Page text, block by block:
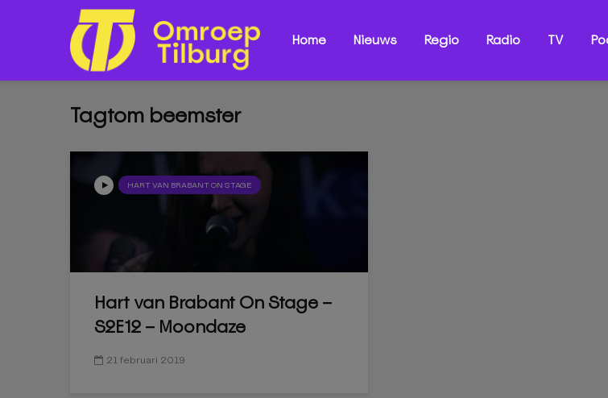
Home Nieuws Regio Radio TV
Tagtom beemster
HART VAN BRABANT ON STAGE
Hart van Brabant On Stage –
S2E12 – Moondaze
21 februari 2019